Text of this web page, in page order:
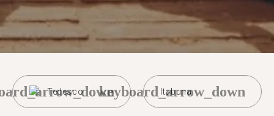
Tedesco Itabuna
keyboard_arrow_down